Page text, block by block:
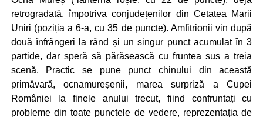
retrogradată, împotriva conjudețenilor din Cetatea Marii
Uniri (poziția a 6-a, cu 35 de puncte). Amfitrionii vin după
două înfrângeri la rând și un singur punct acumulat în 3
partide, dar speră să părăsească cu fruntea sus a treia
scenă. Practic se pune punct chinului din această
primăvară, ocnamureșenii, marea surpriză a Cupei
României la finele anului trecut, fiind confruntați cu
probleme din toate punctele de vedere, reprezentația de